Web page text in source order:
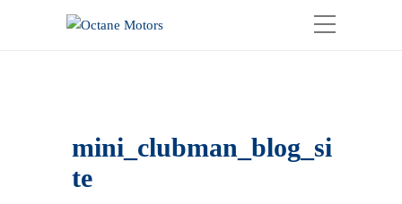
mini_clubman_blog_si
te